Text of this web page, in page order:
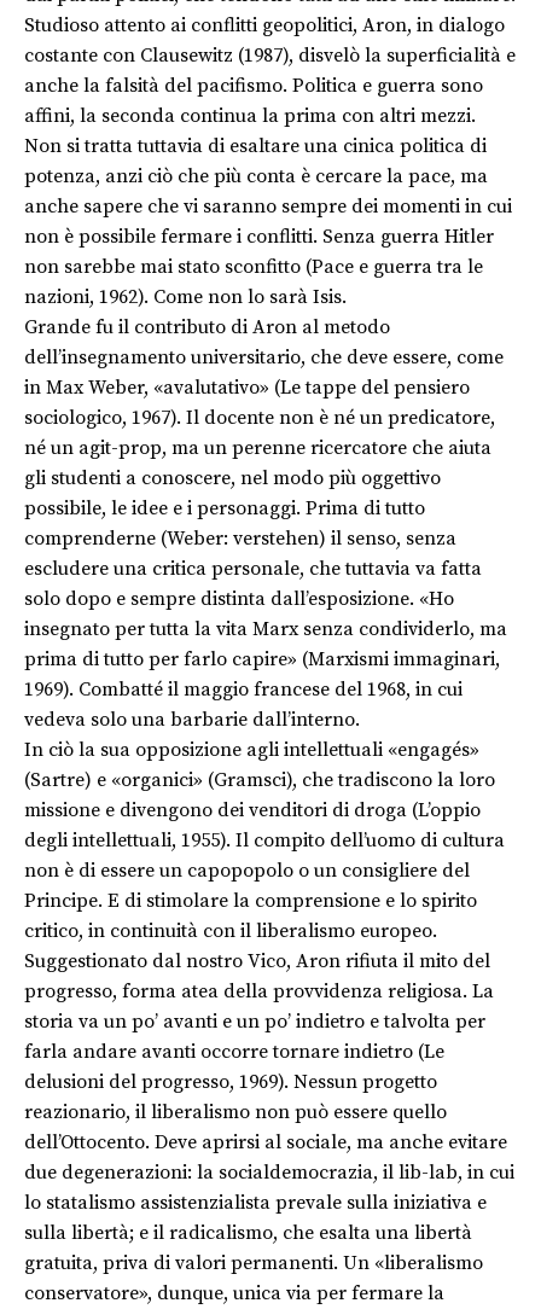
Studioso attento ai conflitti geopolitici, Aron, in dialogo
costante con Clausewitz (1987), disvelò la superficialità e
anche la falsità del pacifismo. Politica e guerra sono
affini, la seconda continua la prima con altri mezzi.
Non si tratta tuttavia di esaltare una cinica politica di
potenza, anzi ciò che più conta è cercare la pace, ma
anche sapere che vi saranno sempre dei momenti in cui
non è possibile fermare i conflitti. Senza guerra Hitler
non sarebbe mai stato sconfitto (Pace e guerra tra le
nazioni, 1962). Come non lo sarà Isis.
Grande fu il contributo di Aron al metodo
dell’insegnamento universitario, che deve essere, come
in Max Weber, «avalutativo» (Le tappe del pensiero
sociologico, 1967). Il docente non è né un predicatore,
né un agit-prop, ma un perenne ricercatore che aiuta
gli studenti a conoscere, nel modo più oggettivo
possibile, le idee e i personaggi. Prima di tutto
comprenderne (Weber: verstehen) il senso, senza
escludere una critica personale, che tuttavia va fatta
solo dopo e sempre distinta dall’esposizione. «Ho
insegnato per tutta la vita Marx senza condividerlo, ma
prima di tutto per farlo capire» (Marxismi immaginari,
1969). Combatté il maggio francese del 1968, in cui
vedeva solo una barbarie dall’interno.
In ciò la sua opposizione agli intellettuali «engagés»
(Sartre) e «organici» (Gramsci), che tradiscono la loro
missione e divengono dei venditori di droga (L’oppio
degli intellettuali, 1955). Il compito dell’uomo di cultura
non è di essere un capopopolo o un consigliere del
Principe. E di stimolare la comprensione e lo spirito
critico, in continuità con il liberalismo europeo.
Suggestionato dal nostro Vico, Aron rifiuta il mito del
progresso, forma atea della provvidenza religiosa. La
storia va un po’ avanti e un po’ indietro e talvolta per
farla andare avanti occorre tornare indietro (Le
delusioni del progresso, 1969). Nessun progetto
reazionario, il liberalismo non può essere quello
dell’Ottocento. Deve aprirsi al sociale, ma anche evitare
due degenerazioni: la socialdemocrazia, il lib-lab, in cui
lo statalismo assistenzialista prevale sulla iniziativa e
sulla libertà; e il radicalismo, che esalta una libertà
gratuita, priva di valori permanenti. Un «liberalismo
conservatore», dunque, unica via per fermare la